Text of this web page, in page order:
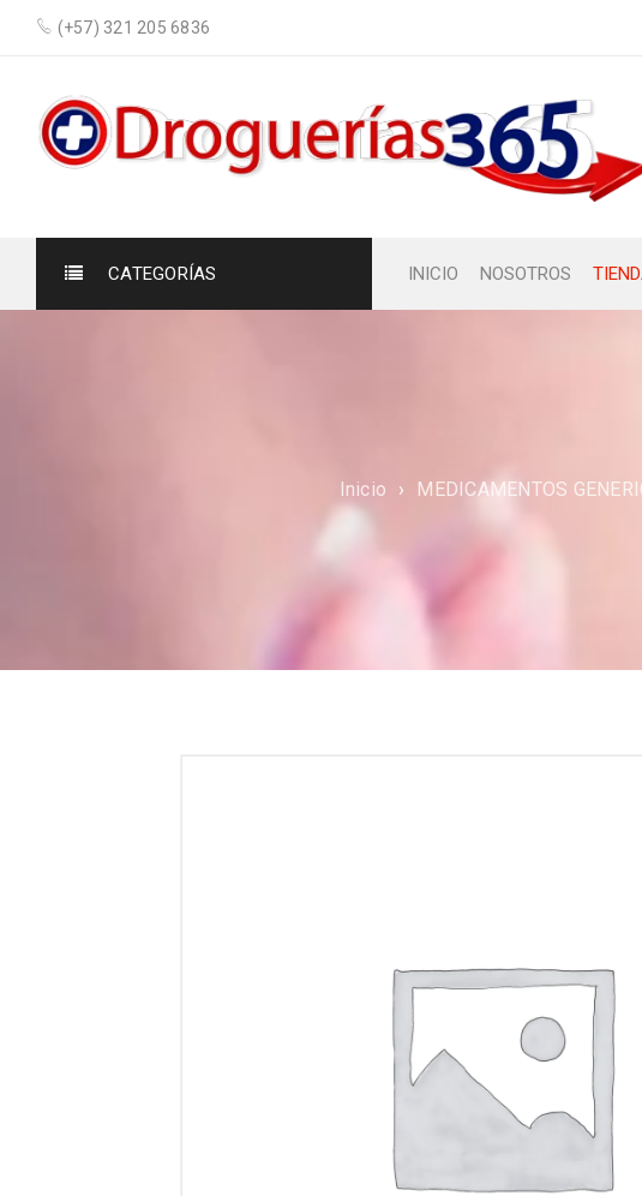
(+57) 321 205 6836
CATEGORÍAS INICIO NOSOTROS
Inicio › MEDICAMENTOS